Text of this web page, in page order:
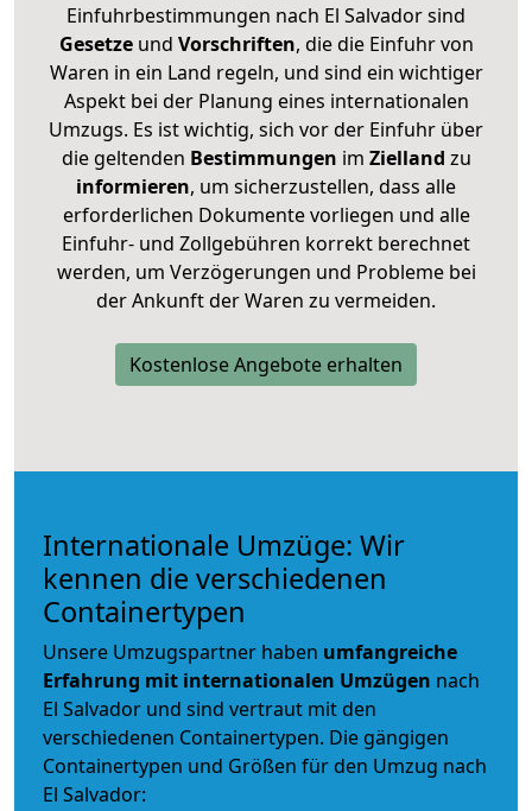
Einfuhrbestimmungen nach El Salvador sind
Gesetzeund Vorschriften, die die Einfuhr von
Waren in ein Land regeln, und sind ein wichtiger
Aspekt bei der Planung eines internationalen
Umzugs. Es ist wichtig, sich vor der Einfuhr über
die geltenden Bestimmungen im Zielland zu
informieren, um sicherzustellen, dass alle
erforderlichen Dokumente vorliegen und alle
Einfuhr- und Zollgebühren korrekt berechnet
werden, um Verzögerungen und Probleme bei
der Ankunft der Waren zu vermeiden.
Kostenlose Angebote erhalten
Internationale Umzüge: Wir
kennen die verschiedenen
Containertypen
Unsere Umzugspartner haben umfangreiche
Erfahrung mit internationalen Umzügen nach
El Salvador und sind vertraut mit den
verschiedenen Containertypen. Die gängigen
Containertypen und Größen für den Umzug nach
El Salvador: